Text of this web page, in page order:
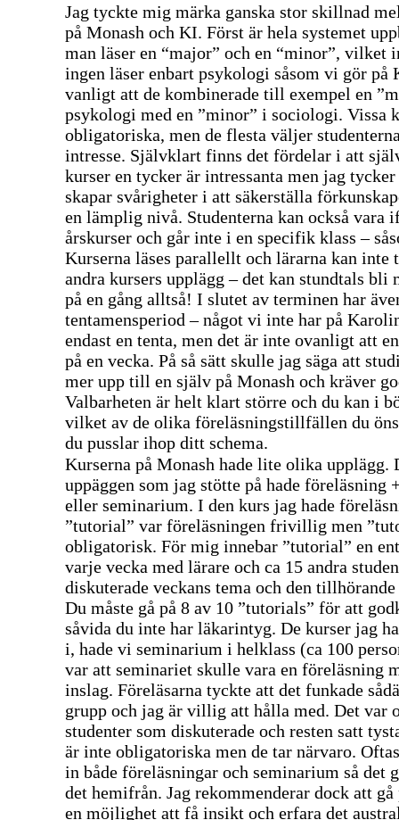
Jag tyckte mig märka ganska stor skillnad
på Monash och KI. Först är hela systemet
man läser en “major” och en “minor”, vilket
ingen läser enbart psykologi såsom vi gör på
vanligt att de kombinerade till exempel en
psykologi med en ”minor” i sociologi. Vissa
obligatoriska, men de flesta väljer
intresse. Självklart finns det fördelar i att
kurser en tycker är intressanta men jag
skapar svårigheter i att säkerställa
en lämplig nivå. Studenterna kan också vara
årskurser och går inte i en specifik klass –
Kurserna läses parallellt och lärarna kan inte
andra kursers upplägg – det kan stundtals bli
på en gång alltså! I slutet av terminen har
tentamensperiod – något vi inte har på
endast en tenta, men det är inte ovanligt att
på en vecka. På så sätt skulle jag säga att
mer upp till en själv på Monash och kräver
Valbarheten är helt klart större och du kan i
vilket av de olika föreläsningstillfällen du
du pusslar ihop ditt schema.
Kurserna på Monash hade lite olika upplägg.
uppäggen som jag stötte på hade föreläsning
eller seminarium. I den kurs jag hade
”tutorial” var föreläsningen frivillig men
obligatorisk. För mig innebar ”tutorial” en
varje vecka med lärare och ca 15 andra
diskuterade veckans tema och den
Du måste gå på 8 av 10 ”tutorials” för att
såvida du inte har läkarintyg. De kurser jag
i, hade vi seminarium i helklass (ca 100
var att seminariet skulle vara en föreläsning
inslag. Föreläsarna tyckte att det funkade
grupp och jag är villig att hålla med. Det var
studenter som diskuterade och resten satt
är inte obligatoriska men de tar närvaro.
in både föreläsningar och seminarium så det
det hemifrån. Jag rekommenderar dock att
en möjlighet att få insikt och erfara det